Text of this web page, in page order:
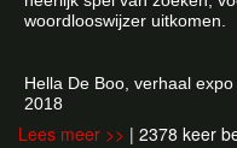
woordlooswijzer uitkomen.
Hella De Boo, verhaal
2018
Lees meer >> | 2378 keer